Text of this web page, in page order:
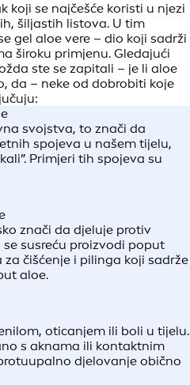
koji se najčešće koristi u njezi
šiljastih listova. U tim
gel aloe vere – dio koji sadrži
široku primjenu. Gledajući
ste se zapitali – je li aloe
da – neke od dobrobiti koje
svojstva, to znači da
spojeva u našem tijelu,
Primjeri tih spojeva su
znači da djeluje protiv
susreću proizvodi poput
čišćenje i pilinga koji sadrže
aloe.
oticanjem ili boli u tijelu.
s aknama ili kontaktnim
djelovanje obično